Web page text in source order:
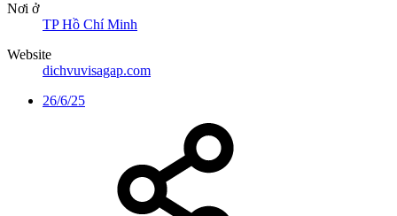
Nơi ở
TP Hồ Chí Minh
Website
dichvuvisagap.com
26/6/25